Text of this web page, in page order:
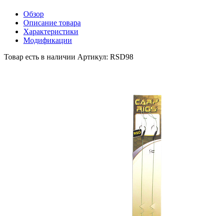
Обзор
Описание товара
Характеристики
Модификации
Товар есть в наличии Артикул: RSD98